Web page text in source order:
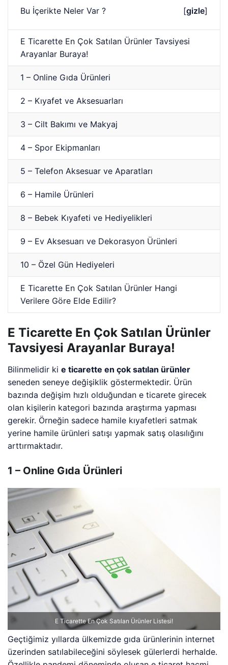
Bu İçerikte Neler Var ? [gizle]
E Ticarette En Çok Satılan Ürünler Tavsiyesi
Arayanlar Buraya!
1 – Online Gıda Ürünleri
2 – Kıyafet ve Aksesuarları
3 – Cilt Bakımı ve Makyaj
4 – Spor Ekipmanları
5 – Telefon Aksesuar ve Aparatları
6 – Hamile Ürünleri
8 – Bebek Kıyafeti ve Hediyelikleri
9 – Ev Aksesuarı ve Dekorasyon Ürünleri
10 – Özel Gün Hediyeleri
E Ticarette En Çok Satılan Ürünler Hangi
Verilere Göre Elde Edilir?
E Ticarette En Çok Satılan Ürünler
Tavsiyesi Arayanlar Buraya!
Bilinmelidir kie ticarette en çok satılan ürünler
seneden seneye değişiklik göstermektedir. Ürün
bazında değişim hızlı olduğundan e ticarete girecek
olan kişilerin kategori bazında araştırma yapması
gerekir. Örneğin sadece hamile kıyafetleri satmak
yerine hamile ürünleri satışı yapmak satış olasılığını
arttırmaktadır.
1 – Online Gıda Ürünleri
E Ticarette En Çok Satılan Ürünler Listesi!
Geçtiğimiz yıllarda ülkemizde gıda ürünlerinin internet
üzerinden satılabileceğini söylesek gülerlerdi herhalde.